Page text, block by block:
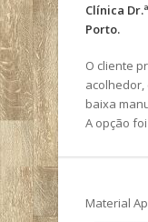
Clínica
Porto.
O cliente
baixa
A opção
Material